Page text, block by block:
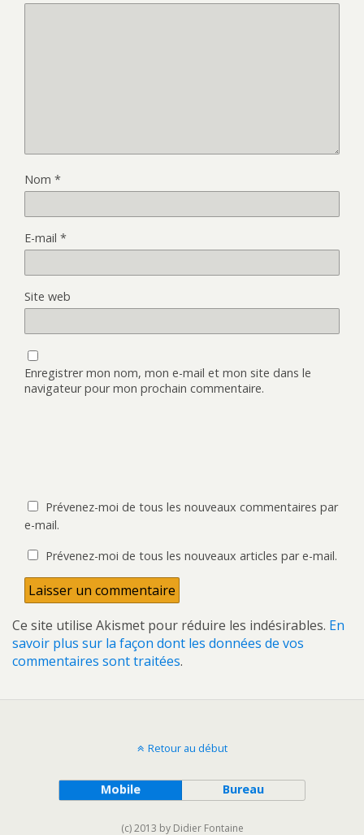
Nom *
E-mail *
Site web
Enregistrer mon nom, mon e-mail et mon site dans le
navigateur pour mon prochain commentaire.
Prévenez-moi de tous les nouveaux commentaires par
e-mail.
Prévenez-moi de tous les nouveaux articles par e-mail.
Ce site utilise Akismet pour réduire les indésirables. En
savoir plus sur la façon dont les données de vos
commentaires sont traitées.
Retour au début
Mobile Bureau
(c) 2013 by Didier Fontaine